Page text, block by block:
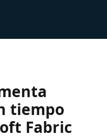
tiempo
Fabric